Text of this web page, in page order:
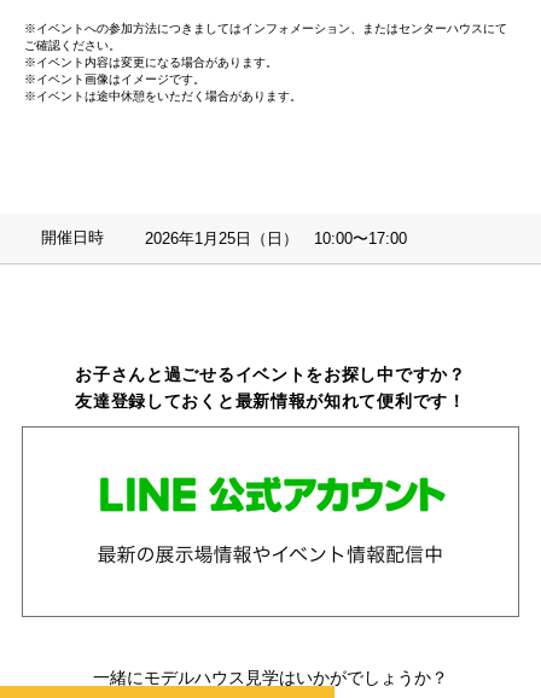
※イベントへの参加方法につきましてはインフォメーション、またはセンターハウスにて
ご確認ください。
※イベント内容は変更になる場合があります。
※イベント画像はイメージです。
※イベントは途中休憩をいただく場合があります。
開催日時 2026年1月25日（日） 10:00〜17:00
お子さんと過ごせるイベントをお探し中ですか？
友達登録しておくと最新情報が知れて便利です！
一緒にモデルハウス見学はいかがでしょうか？